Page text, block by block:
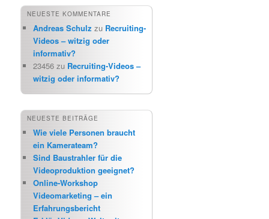
NEUESTE KOMMENTARE
Andreas Schulz zu Recruiting-
Videos – witzig oder
informativ?
23456 zu Recruiting-Videos –
witzig oder informativ?
NEUESTE BEITRÄGE
Wie viele Personen braucht
ein Kamerateam?
Sind Baustrahler für die
Videoproduktion geeignet?
Online-Workshop
Videomarketing – ein
Erfahrungsbericht